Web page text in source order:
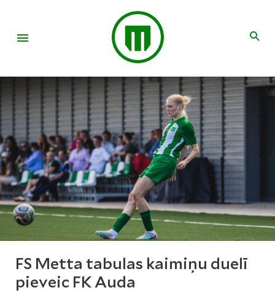
FS Metta tabulas kaimiņu duelī
pieveic FK Auda